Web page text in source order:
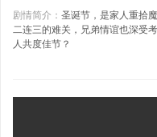
剧情简介： 圣诞节，是家人重拾
二连三的难关，兄弟情谊也深受
人共度佳节？